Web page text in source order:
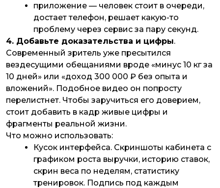
приложение — человек стоит в очереди,
достает телефон, решает какую-то
проблему через сервис за пару секунд.
4. Добавьте доказательства и цифры.
Современный зритель уже пресытился
вездесущими обещаниями вроде «минус 10 кг за
10 дней» или «доход 300 000 ₽ без опыта и
вложений». Подобное видео он попросту
перелистнет. Чтобы заручиться его доверием,
стоит добавить в кадр живые цифры и
фрагменты реальной жизни.
Что можно использовать:
Кусок интерфейса. Скриншоты кабинета с
графиком роста выручки, историю ставок,
скрин веса по неделям, статистику
тренировок. Подпись под каждым